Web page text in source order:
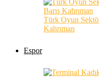
Türk Oyun
Kahrıman
Espor